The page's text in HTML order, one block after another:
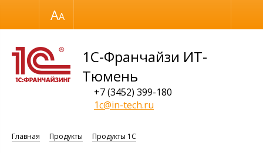
Размер шрифта
1С-Франчайзи ИТ-
Тюмень
+7 (3452) 399-180
1c@in-tech.ru
Главная Продукты Продукты 1С